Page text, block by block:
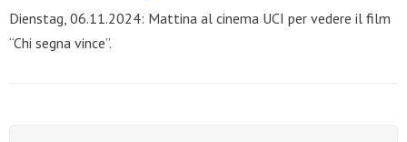
Dienstag, 06.11.2024: Mattina al cinema UCI per vedere il film
“Chi segna vince”.